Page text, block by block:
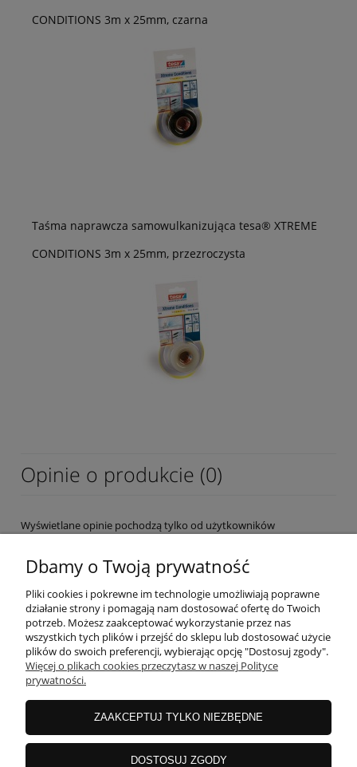
CONDITIONS 3m x 25mm, czarna
Taśma naprawcza samowulkanizująca tesa® XTREME
CONDITIONS 3m x 25mm, przezroczysta
Opinie o produkcie (0)
Wyświetlane opinie pochodzą tylko od użytkowników
OBSŁUGA KLIENTA
MOJE KONTO
INFORMACJE
Dbamy o Twoją prywatność
Pliki cookies i pokrewne im technologie umożliwiają poprawne
działanie strony i pomagają nam dostosować ofertę do Twoich
potrzeb. Możesz zaakceptować wykorzystanie przez nas
wszystkich tych plików i przejść do sklepu lub dostosować użycie
plików do swoich preferencji, wybierając opcję "Dostosuj zgody".
Więcej o plikach cookies przeczytasz w naszej Polityce
prywatności.
ZAAKCEPTUJ TYLKO NIEZBĘDNE
DOSTOSUJ ZGODY